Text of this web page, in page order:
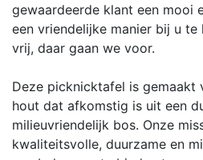
gewaardeerde klant een mooi
een vriendelijke manier bij u te
vrij, daar gaan we voor.
Deze picknicktafel is gemaakt
hout dat afkomstig is uit een
milieuvriendelijk bos. Onze
kwaliteitsvolle, duurzame en